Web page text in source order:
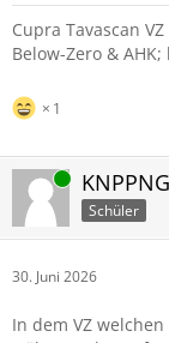
Cupra Tavascan
Below-Zero &
1
Online
Schüler
30. Juni 2026
In dem VZ